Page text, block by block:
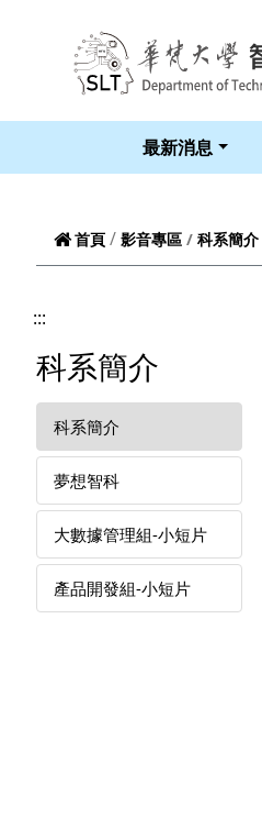
最新消息
首頁 影音專區 科系簡介
:::
科系簡介
科系簡介
夢想智科
大數據管理組-小短片
產品開發組-小短片